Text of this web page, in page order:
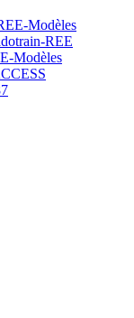
Modèles
REE
Modèles